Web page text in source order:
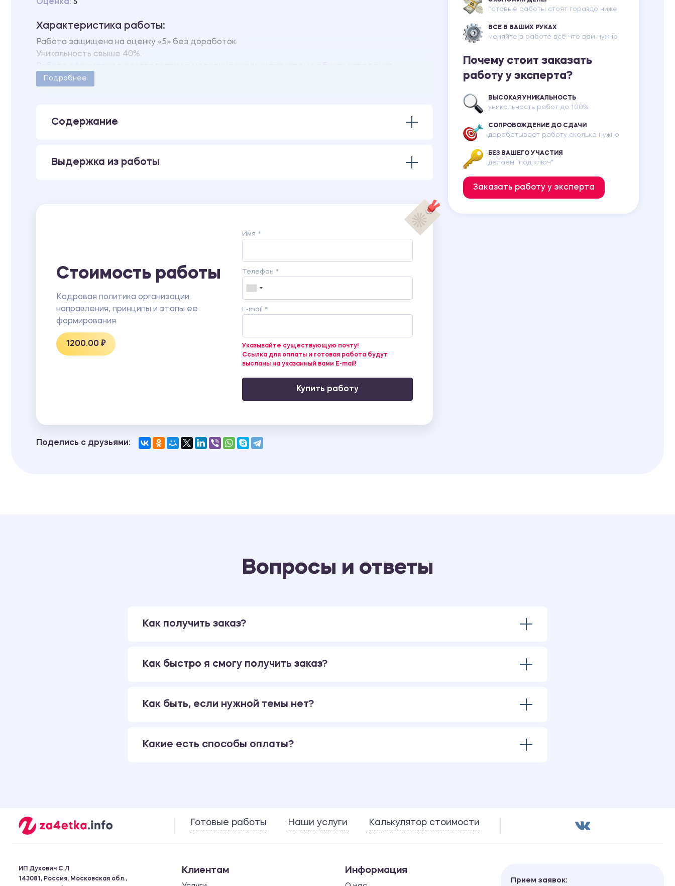
Оценка: 5
Характеристика работы:
Работа защищена на оценку «5» без доработок.
Уникальность свыше 40%.
Количество страниц - 8.
Подробнее
Содержание
Выдержка из работы
Стоимость работы
Кадровая политика организации:
направления, принципы и этапы ее
формирования
1200.00 ₽
Имя *
Телефон *
E-mail *
Указывайте существующую почту!
Ссылка для оплаты и готовая работа будут
высланы на указанный вами E-mail!
Купить работу
готовые работы стоят гораздо ниже
ВСЕ В ВАШИХ РУКАХ
меняйте в работе всё что вам нужно
Почему стоит заказать
работу у эксперта?
ВЫСОКАЯ УНИКАЛЬНОСТЬ
уникальность работ до 100%
СОПРОВОЖДЕНИЕ ДО СДАЧИ
дорабатывает работу сколько нужно
БЕЗ ВАШЕГО УЧАСТИЯ
делаем "под ключ"
Заказать работу у эксперта
Поделись с друзьями:
Вопросы и ответы
Как получить заказ?
Как быстро я смогу получить заказ?
Как быть, если нужной темы нет?
Какие есть способы оплаты?
Готовые работы Наши услуги Калькулятор стоимости
ИП Духович С.Л
143081, Россия, Московская обл.,
Клиентам Информация
Прием заявок: